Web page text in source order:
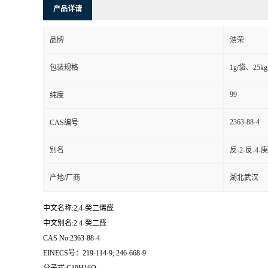
产品详请
品牌 浩荣
包装规格 1g/袋、
纯度 99
CAS编号 2363-88-4
别名 反-2-反-4-
产地/厂商 湖北武汉
中文名称:2,4-癸二烯醛
中文别名:2.4-癸二醛
CAS No:2363-88-4
EINECS号：219-114-9; 246-668-9